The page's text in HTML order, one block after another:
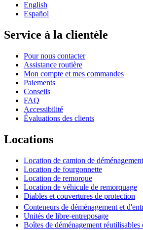
English
Español
Service à la clientèle
Pour nous contacter
Assistance routière
Mon compte et mes commandes
Paiements
Conseils
FAQ
Accessibilité
Évaluations des clients
Locations
Location de camion de déménagement
Location de fourgonnette
Location de remorque
Location de véhicule de remorquage
Diables et couvertures de protection
Conteneurs de déménagement et
Unités de libre-entreposage
Boîtes de déménagement réutilisables